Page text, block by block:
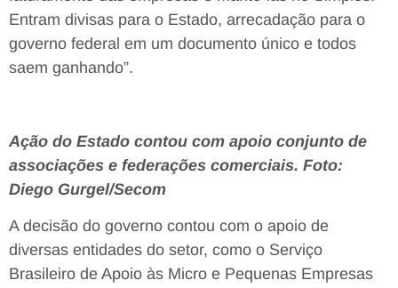
Entram divisas para o Estado, arrecadação para o
governo federal em um documento único e todos
saem ganhando”.
Ação do Estado contou com apoio conjunto de
associações e federações comerciais. Foto:
Diego Gurgel/Secom
A decisão do governo contou com o apoio de
diversas entidades do setor, como o Serviço
Brasileiro de Apoio às Micro e Pequenas Empresas